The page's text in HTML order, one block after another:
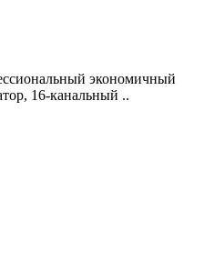
экономичный
16-канальный ..